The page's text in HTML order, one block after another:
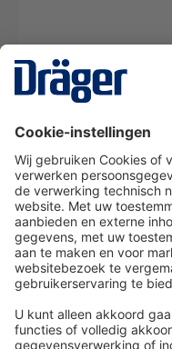
Dräger
Over Dräger
Bestellen in onze
Community